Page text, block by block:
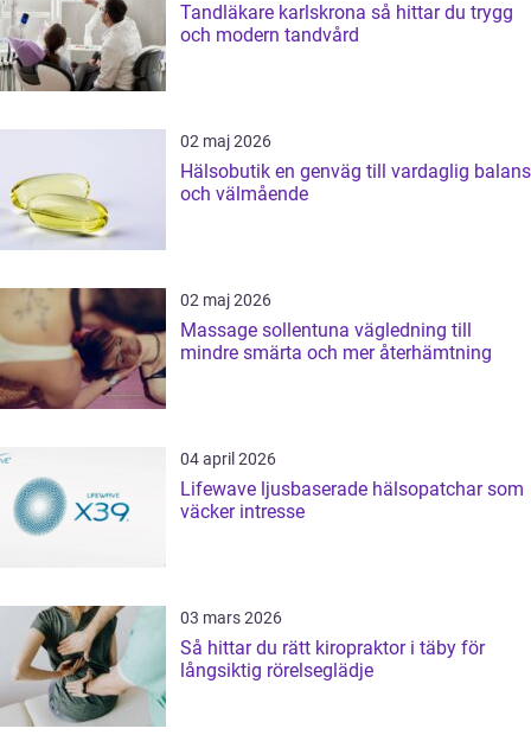
Tandläkare karlskrona så hittar du trygg
och modern tandvård
02 maj 2026
Hälsobutik en genväg till vardaglig balans
och välmående
02 maj 2026
Massage sollentuna vägledning till
mindre smärta och mer återhämtning
04 april 2026
Lifewave ljusbaserade hälsopatchar som
väcker intresse
03 mars 2026
Så hittar du rätt kiropraktor i täby för
långsiktig rörelseglädje